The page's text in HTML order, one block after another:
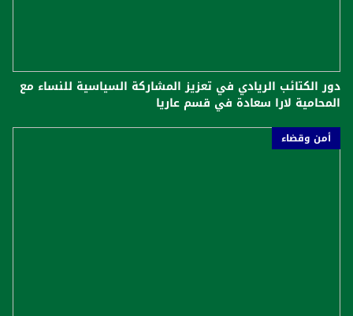
دور الكتائب الريادي في تعزيز المشاركة السياسية للنساء مع
المحامية لارا سعادة في قسم عاريا
أمن وقضاء